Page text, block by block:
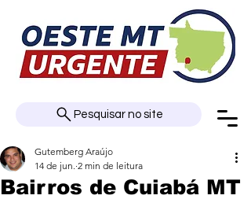
Pesquisar no site
Bairros de Cuiabá MT
Gutemberg Araújo
14 de jun. 2 min de leitura